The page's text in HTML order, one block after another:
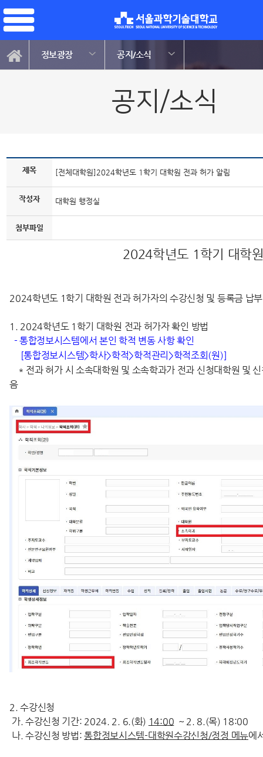
정보광장 공지/소식
공지/소식
제목 [전체대학원]2024학년도 1학기 대학원 전과 허가 알림
작성자 대학원 행정실
첨부파일
2024학년도 1학기 대학
2024학년도 1학기 대학원 전과 허가자의 수강신청 및 등록금 납
1. 2024학년도 1 학기 대학원 전과 허가자 확인 방법
- 통합정보시스템에서 본인 학적 변동 사항 확인
[통합정보시스템>학사>학적>학적관리>학적조회(원)]
* 전과 허가 시 소속대학원 및 소속학과가 전과 신청대학원 및
음
2. 수강신청
가. 수강신청 기간: 2024. 2. 6.(화) 14:00 ~ 2. 8.(목) 18:00
나. 수강신청 방법:통합정보시스템-대학원수강신청/정정 메뉴에